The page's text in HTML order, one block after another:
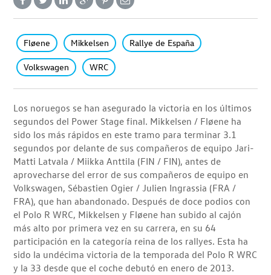
Fløene Mikkelsen Rallye de España
Volkswagen WRC
Los noruegos se han asegurado la victoria en los últimos
segundos del Power Stage final. Mikkelsen / Fløene ha
sido los más rápidos en este tramo para terminar 3.1
segundos por delante de sus compañeros de equipo Jari-
Matti Latvala / Miikka Anttila (FIN / FIN), antes de
aprovecharse del error de sus compañeros de equipo en
Volkswagen, Sébastien Ogier / Julien Ingrassia (FRA /
FRA), que han abandonado. Después de doce podios con
el Polo R WRC, Mikkelsen y Fløene han subido al cajón
más alto por primera vez en su carrera, en su 64
participación en la categoría reina de los rallyes. Esta ha
sido la undécima victoria de la temporada del Polo R WRC
y la 33 desde que el coche debutó en enero de 2013.